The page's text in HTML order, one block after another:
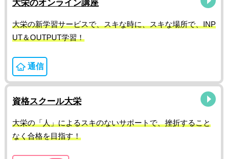
大栄のオンライン講座
大栄の新学習サービスで、スキな時に、スキな場所で、INP
UT＆OUTPUT学習！
通信
資格スクール大栄
大栄の「人」によるスキのないサポートで、挫折すること
なく合格を目指す！